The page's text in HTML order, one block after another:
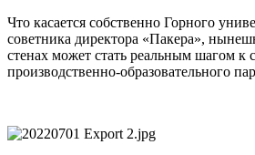
Что касается собственно Горного
советника директора «Пакера»,
стенах может стать реальным шагом к
производственно-образовательного